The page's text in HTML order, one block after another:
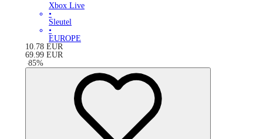
Xbox Live
•
Sleutel
•
EUROPE
10.78 EUR
69.99 EUR
-85%